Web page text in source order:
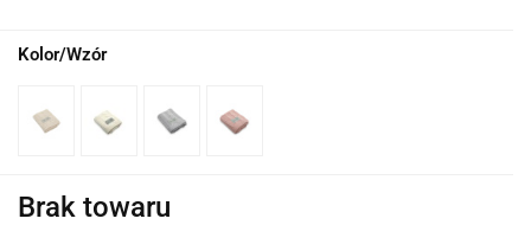
Kolor/Wzór
Brak towaru